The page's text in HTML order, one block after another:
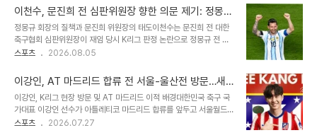
전략으로 분석됩니다. 대한축..
다. 이는 한국 축구계와의 긴밀한 소통을 위한 준비 단계로 해석됩니
다. 포옛 감독의 지원 절차 및 코칭스태프 구성 계획대한축구협회가 공
개 채용 중인 대표팀 임시 감독직에 포옛 감독 본인이 지원할 계획입니
다. 정식 감독이라는 더 큰 목표를 가지고 있지만, 우선적으로 협회가
요구하는 사단 구성을 완료하여 지원 마감 기한 내에 공고에 지원하겠
카카오톡 사용이 유리하다고 판..
이천수, 문진희 전 심판위원장 향한 의문 제기: 정몽규
회장 질책과 태도 논란 분석
정몽규 회장의 질책과 문진희 위원장의 태도이천수는 문진희 전 대한
축구협회 심판위원장이 재임 당시 K리그 판정 논란으로 정몽규 전 회
장에게 심한 질책을 받았다고 주장했습니다. 그는 회의 때마다 판정 문
러한 상황 속에서 문 위원장의 국회 청문회 태도에 대한 비판도 제기되
었습니다. K리그 판정 논란과 심판 위원장의 책임K리그 경기에서 오
심이나 판정 논란이 발생하면, 월요일부터 심판들이 어려움을 겪고 화
요일 회의에서 심판위원장이 책임을 묻는 일이 반복되었다고 합니다.
이천수는 당시 문 위원장이 안쓰럽게 느껴질 정도였다고 회상했습니
스포츠 2026.08.05
이강인, AT 마드리드 합류 전 서울-울산전 방문…새
로운 도약 준비 완료
이강인, K리그 현장 방문 및 AT 마드리드 이적 배경대한민국 축구 국
가대표 이강인 선수가 아틀레티코 마드리드 합류를 앞두고 서울월드
컵경기장을 방문했습니다. 이강인 선수는 FC 서울과 울산 HD의 K리
스포츠 2026.07.27